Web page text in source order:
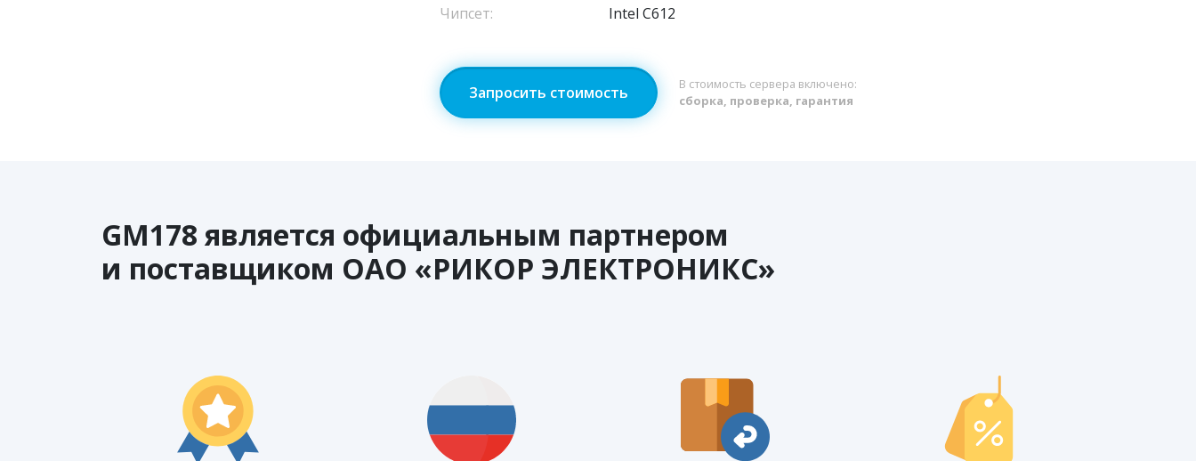
Чипсет:
Intel C612
Запросить стоимость
В стоимость сервера включено:
сборка, проверка, гарантия
GM178 является официальным партнером
и поставщиком ОАО «РИКОР ЭЛЕКТРОНИКС»